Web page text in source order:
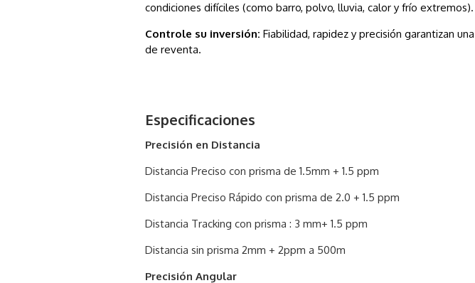
condiciones difíciles (como barro, polvo, lluvia, calor y frío extremos).
Controle su inversión: Fiabilidad, rapidez y precisión garantizan
de reventa.
Especificaciones
Precisión en Distancia
Distancia Preciso con prisma de 1.5mm + 1.5 ppm
Distancia Preciso Rápido con prisma de 2.0 + 1.5 ppm
Distancia Tracking con prisma : 3 mm+ 1.5 ppm
Distancia sin prisma 2mm + 2ppm a 500m
Precisión Angular